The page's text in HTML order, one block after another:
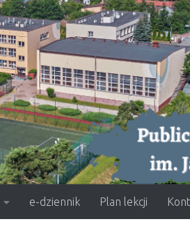
e-dziennik Plan lekcji